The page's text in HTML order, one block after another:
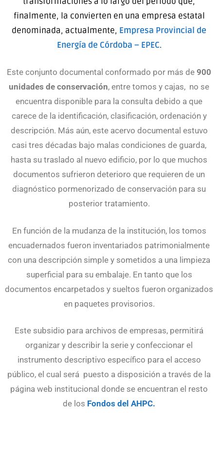
finalmente, la convierten en una empresa estatal
denominada, actualmente, Empresa Provincial de
Energía de Córdoba – EPEC.
Este conjunto documental conformado por más de 900
unidades de conservación, entre tomos y cajas, no se
encuentra disponible para la consulta debido a que
carece de la identificación, clasificación, ordenación y
descripción. Más aún, este acervo documental estuvo
casi tres décadas bajo malas condiciones de guarda,
hasta su traslado al nuevo edificio, por lo que muchos
documentos sufrieron deterioro que requieren de un
diagnóstico pormenorizado de conservación para su
posterior tratamiento.
En función de la mudanza de la institución, los tomos
encuadernados fueron inventariados patrimonialmente
con una descripción simple y sometidos a una limpieza
superficial para su embalaje. En tanto que los
documentos encarpetados y sueltos fueron organizados
en paquetes provisorios.
Este subsidio para archivos de empresas, permitirá
organizar y describir la serie y confeccionar el
instrumento descriptivo específico para el acceso
público, el cual será puesto a disposición a través de la
página web institucional donde se encuentran el resto
de los Fondos del AHPC.